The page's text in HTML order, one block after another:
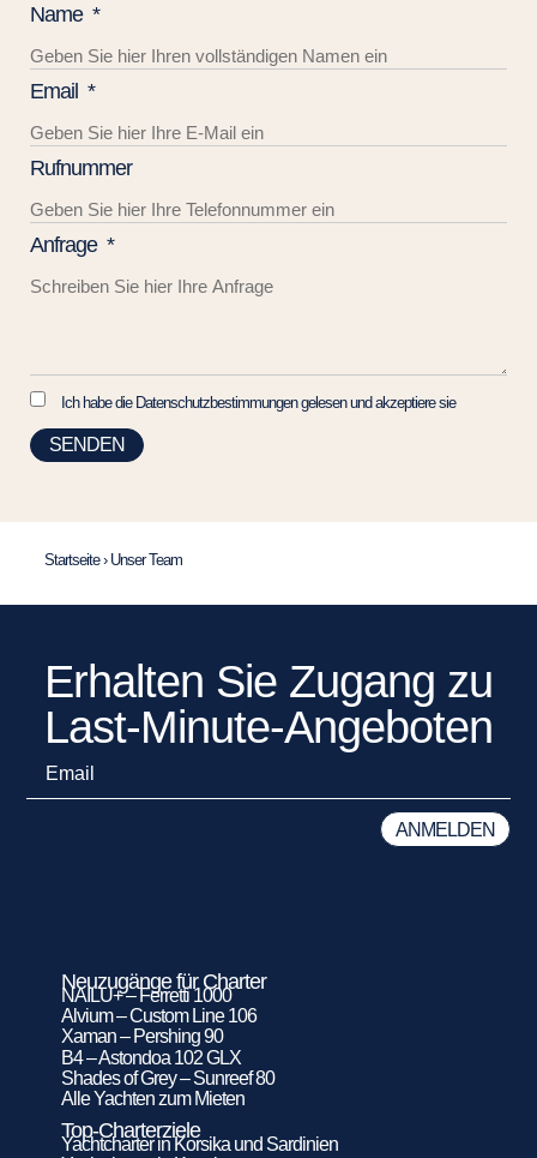
Name
Email
Rufnummer
Anfrage
Ich habe die Datenschutzbestimmungen gelesen und akzeptiere sie
SENDEN
Startseite› Unser Team
Erhalten Sie Zugang zu
Last-Minute-Angeboten
Neuzugänge für Charter
NAILU+ – Ferretti 1000
Alvium – Custom Line 106
Xaman – Pershing 90
B4 – Astondoa 102 GLX
Shades of Grey – Sunreef 80
Alle Yachten zum Mieten
Top-Charterziele
Yachtcharter in Korsika und Sardinien